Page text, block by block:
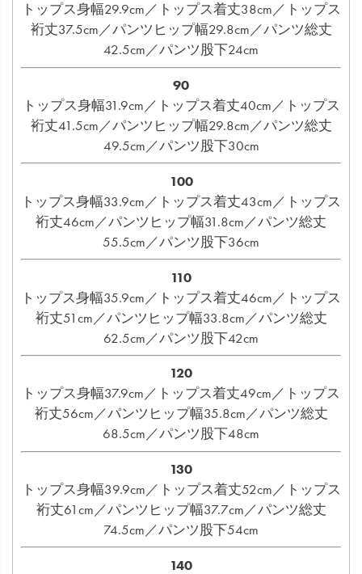
トップス身幅29.9cm／トップス着丈38cm／トップス
裄丈37.5cm／パンツヒップ幅29.8cm／パンツ総丈
42.5cm／パンツ股下24cm
90
トップス身幅31.9cm／トップス着丈40cm／トップス
裄丈41.5cm／パンツヒップ幅29.8cm／パンツ総丈
49.5cm／パンツ股下30cm
100
トップス身幅33.9cm／トップス着丈43cm／トップス
裄丈46cm／パンツヒップ幅31.8cm／パンツ総丈
55.5cm／パンツ股下36cm
110
トップス身幅35.9cm／トップス着丈46cm／トップス
裄丈51cm／パンツヒップ幅33.8cm／パンツ総丈
62.5cm／パンツ股下42cm
120
トップス身幅37.9cm／トップス着丈49cm／トップス
裄丈56cm／パンツヒップ幅35.8cm／パンツ総丈
68.5cm／パンツ股下48cm
130
トップス身幅39.9cm／トップス着丈52cm／トップス
裄丈61cm／パンツヒップ幅37.7cm／パンツ総丈
74.5cm／パンツ股下54cm
140